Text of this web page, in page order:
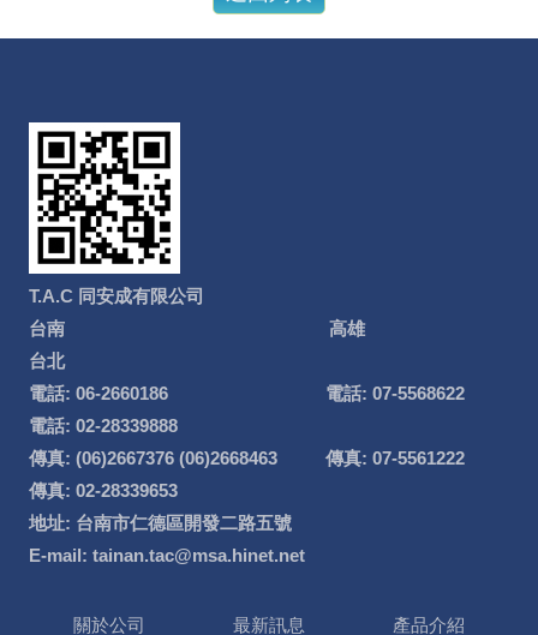
T.A.C 同安成有限公司
台南 高雄
台北
電話: 06-2660186 電話: 07-5568622
電話: 02-28339888
傳真: (06)2667376 (06)2668463 傳真: 07-5561222
傳真: 02-28339653
地址: 台南市仁德區開發二路五號
E-mail: tainan.tac@msa.hinet.net
關於公司 最新訊息 產品介紹